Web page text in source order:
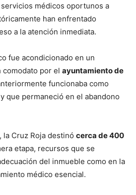
médicos oportunos a
han enfrentado
a la atención inmediata.
fue acondicionado en un
comodato por el ayuntamiento de
funcionaba como
que permaneció en el abandono
la Cruz Roja destinó cerca de 400
etapa, recursos que se
del inmueble como en la
médico esencial.